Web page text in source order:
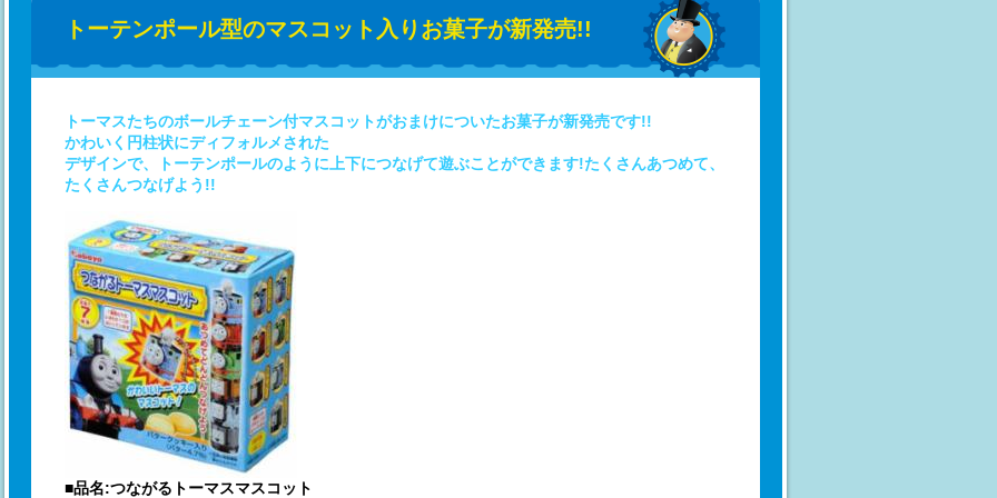
トーテンポール型のマスコット入りお菓子が新発売!!
トーマスたちのボールチェーン付マスコットがおまけについたお菓子が新発売です!!
かわいく円柱状にディフォルメされた
デザインで、トーテンポールのように上下につなげて遊ぶことができます!たくさんあつめて、
たくさんつなげよう!!
■品名:つながるトーマスマスコット